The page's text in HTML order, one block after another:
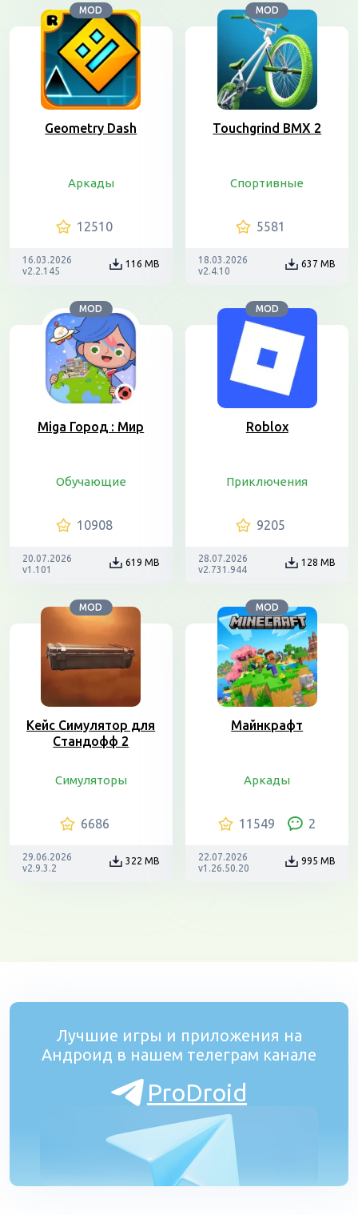
MOD
Geometry Dash
Аркады
12510
16.03.2026
v2.2.145
116 MB
MOD
Touchgrind BMX 2
Спортивные
5581
18.03.2026
v2.4.10
637 MB
MOD
Miga Город : Мир
Обучающие
10908
20.07.2026
v1.101
619 MB
MOD
Roblox
Приключения
9205
28.07.2026
v2.731.944
128 MB
MOD
Кейс Симулятор для
Стандофф 2
Симуляторы
6686
29.06.2026
v2.9.3.2
322 MB
MOD
Майнкрафт
Аркады
11549 2
22.07.2026
v1.26.50.20
995 MB
Лучшие игры и приложения на
Андроид в нашем телеграм канале
ProDroid